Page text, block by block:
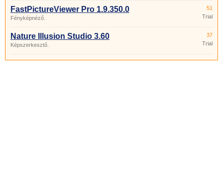
FastPictureViewer Pro 1.9.350.0
Fényképnéző.
51
Trial
Nature Illusion Studio 3.60
Képszerkesztő.
37
Trial